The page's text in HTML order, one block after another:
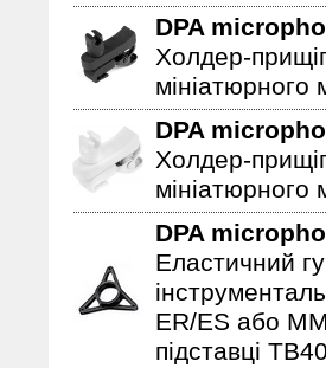
DPA
Холдер-
мініатюрного
DPA
Холдер-
мініатюрного
DPA
Еластичний
ER/ES або
підставці